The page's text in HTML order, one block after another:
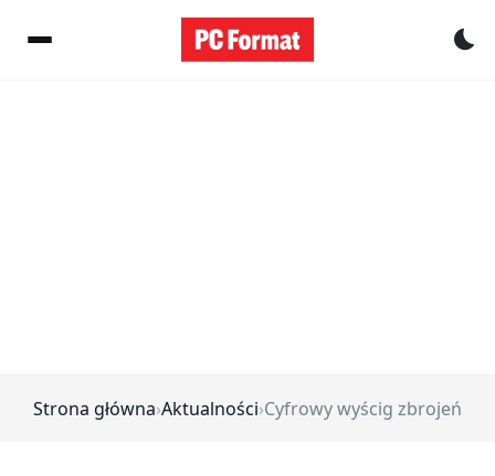
Strona główna›Aktualności›Cyfrowy wyścig zbrojeń